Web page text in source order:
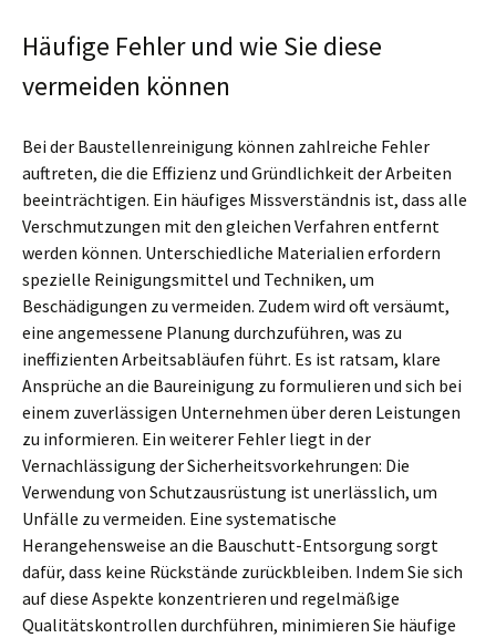
Häufige Fehler und wie Sie diese
vermeiden können
Bei der Baustellenreinigung können zahlreiche Fehler
auftreten, die die Effizienz und Gründlichkeit der Arbeiten
beeinträchtigen. Ein häufiges Missverständnis ist, dass alle
Verschmutzungen mit den gleichen Verfahren entfernt
werden können. Unterschiedliche Materialien erfordern
spezielle Reinigungsmittel und Techniken, um
Beschädigungen zu vermeiden. Zudem wird oft versäumt,
eine angemessene Planung durchzuführen, was zu
ineffizienten Arbeitsabläufen führt. Es ist ratsam, klare
Ansprüche an die Baureinigung zu formulieren und sich bei
einem zuverlässigen Unternehmen über deren Leistungen
zu informieren. Ein weiterer Fehler liegt in der
Vernachlässigung der Sicherheitsvorkehrungen: Die
Verwendung von Schutzausrüstung ist unerlässlich, um
Unfälle zu vermeiden. Eine systematische
Herangehensweise an die Bauschutt-Entsorgung sorgt
dafür, dass keine Rückstände zurückbleiben. Indem Sie sich
auf diese Aspekte konzentrieren und regelmäßige
Qualitätskontrollen durchführen, minimieren Sie häufige